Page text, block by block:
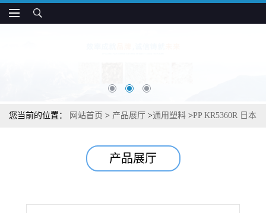
您当前的位置： 网站首页 > 产品展厅 >通用塑料 >PP KR5360R 日本
产品展厅